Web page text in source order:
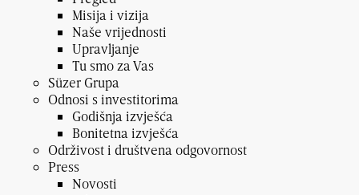
Misija i vizija
Naše vrijednosti
Upravljanje
Tu smo za Vas
Süzer Grupa
Odnosi s investitorima
Godišnja izvješća
Bonitetna izvješća
Održivost i društvena odgovornost
Press
Novosti